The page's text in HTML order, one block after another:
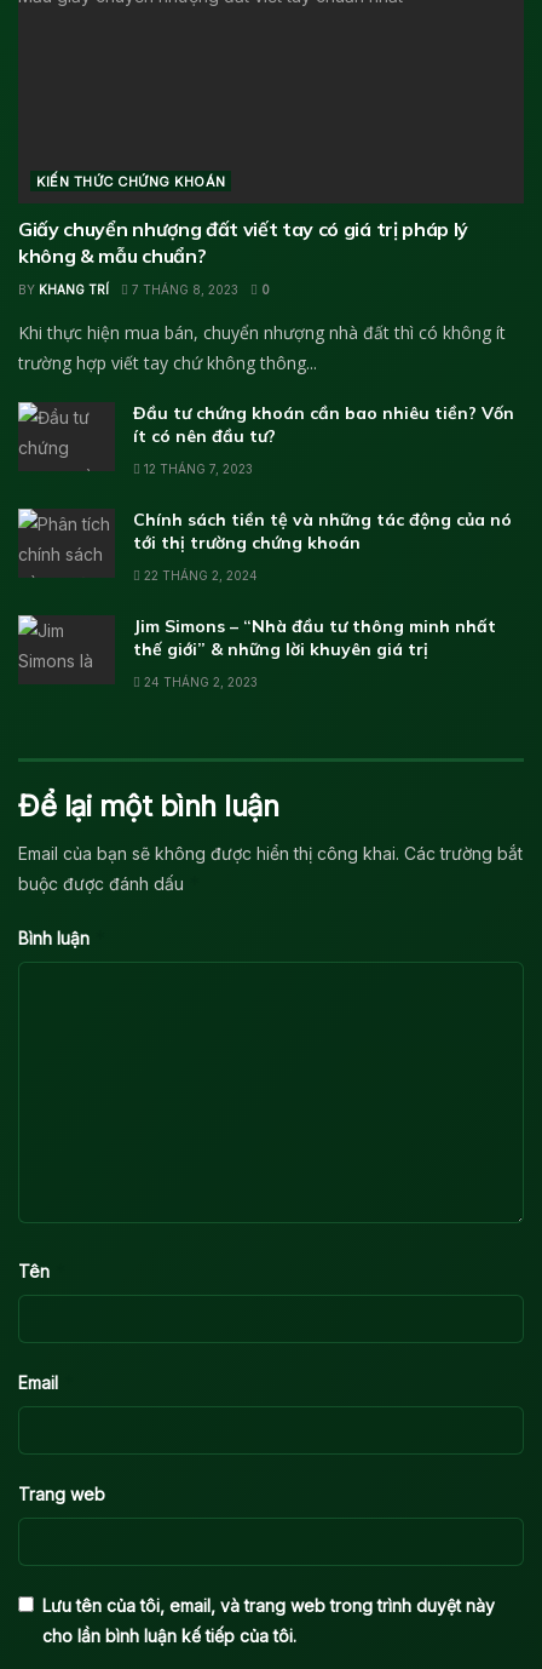
KIẾN THỨC CHỨNG KHOÁN
Giấy chuyển nhượng đất viết tay có giá trị pháp lý
không & mẫu chuẩn?
BY KHANG TRÍ 7 THÁNG 8, 2023 0
Khi thực hiện mua bán, chuyển nhượng nhà đất thì có không ít
trường hợp viết tay chứ không thông...
Đầu tư chứng khoán cần bao nhiêu tiền? Vốn
ít có nên đầu tư?
12 THÁNG 7, 2023
Chính sách tiền tệ và những tác động của nó
tới thị trường chứng khoán
22 THÁNG 2, 2024
Jim Simons – “Nhà đầu tư thông minh nhất
thế giới” & những lời khuyên giá trị
24 THÁNG 2, 2023
Để lại một bình luận
Email của bạn sẽ không được hiển thị công khai. Các trường bắt
buộc được đánh dấu
Bình luận
Tên
Email
Trang web
Lưu tên của tôi, email, và trang web trong trình duyệt này
cho lần bình luận kế tiếp của tôi.